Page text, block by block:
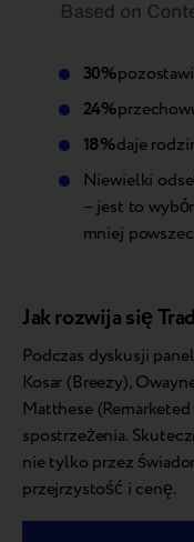
30%
24%
18%daje
Niewielki
– jest to
mniej
Jak rozwija się
Podczas dyskusji
Kosar (Breezy),
Matthese
spostrzeżenia.
nie tylko przez
przejrzystość i cenę.